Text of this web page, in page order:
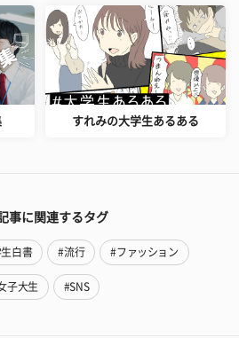
すれみの大学生あるある
事に関連するタグ
白書 #流行 #ファッション
子大生 #SNS